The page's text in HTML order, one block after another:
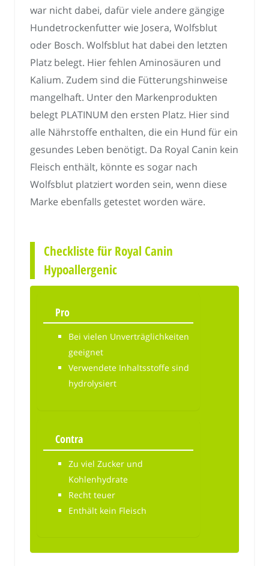
war nicht dabei, dafür viele andere gängige
Hundetrockenfutter wie Josera, Wolfsblut
oder Bosch. Wolfsblut hat dabei den letzten
Platz belegt. Hier fehlen Aminosäuren und
Kalium. Zudem sind die Fütterungshinweise
mangelhaft. Unter den Markenprodukten
belegt PLATINUM den ersten Platz. Hier sind
alle Nährstoffe enthalten, die ein Hund für ein
gesundes Leben benötigt. Da Royal Canin kein
Fleisch enthält, könnte es sogar nach
Wolfsblut platziert worden sein, wenn diese
Marke ebenfalls getestet worden wäre.
Checkliste für Royal Canin
Hypoallergenic
Pro
Bei vielen Unverträglichkeiten
geeignet
Verwendete Inhaltsstoffe sind
hydrolysiert
Contra
Zu viel Zucker und
Kohlenhydrate
Recht teuer
Enthält kein Fleisch